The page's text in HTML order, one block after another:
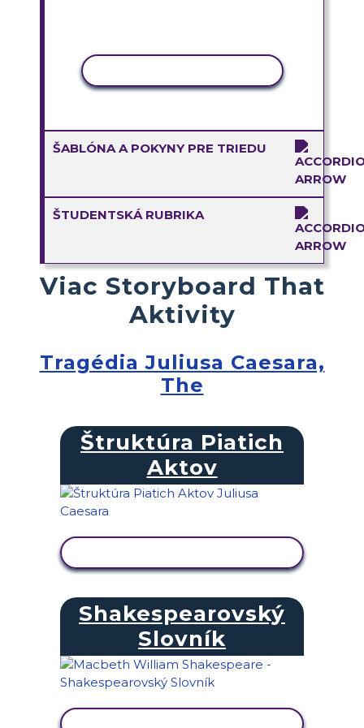
ŠABLÓNA A POKYNY PRE TRIEDU
ŠTUDENTSKÁ RUBRIKA
Viac Storyboard That
Aktivity
Tragédia Juliusa Caesara,
The
Štruktúra Piatich
Aktov
Shakespearovský
Slovník